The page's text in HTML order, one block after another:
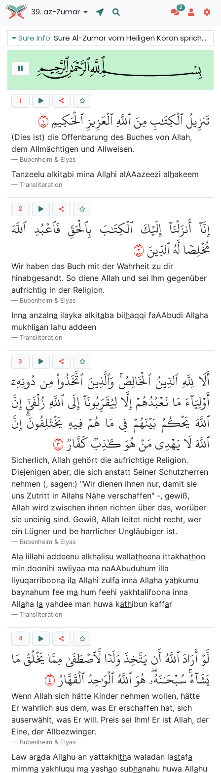
39. az-Zumar 3
Sure Info:Sure Al-Zumar vom Heiligen Koran spricht über die wahre Religion. Es ist, Allah aufrichtig zu dienen und Shirk auszuweichen. Tawhid bringt den Segen Allahs und Shirk hat schreckliche Konsequenzen. Den Gläubigen wird gesagt, sie sollen nicht verzweifeln und den Glauben verlieren, da Allahs Barmherzigkeit für alle verfügbar ist.
1
تَنزِيلُ ٱلۡكِتَٰبِ مِنَ ٱللَّهِ ٱلۡعَزِيزِ ٱلۡحَكِيمِ١
(Dies ist) die Offenbarung des Buches von Allah,
dem Allmächtigen und Allweisen.
Bubenheim & Elyas
Tanzeelu alkitabi mina Allahi alAAazeezi alhakeem
Transliteration
2
إِنَّآ أَنزَلۡنَآ إِلَيۡكَ ٱلۡكِتَٰبَ بِٱلۡحَقِّ فَٱعۡبُدِ ٱللَّهَ
مُخۡلِصٗا لَّهُ ٱلدِّينَ٢
Wir haben das Buch mit der Wahrheit zu dir
hinabgesandt. So diene Allah und sei Ihm gegenüber
aufrichtig in der Religion.
Bubenheim & Elyas
Inna anzalna ilayka alkitaba bilhaqqi faAAbudi Allaha
mukhlisan lahu addeen
Transliteration
3
أَلَا لِلَّهِ ٱلدِّينُ ٱلۡخَالِصُۚ وَٱلَّذِينَ ٱتَّخَذُواْ مِن دُونِهِۦٓ
أَوۡلِيَآءَ مَا نَعۡبُدُهُمۡ إِلَّا لِيُقَرِّبُونَآ إِلَى ٱللَّهِ زُلۡفَىٰٓ إِنَّ
ٱللَّهَ يَحۡكُمُ بَيۡنَهُمۡ فِي مَا هُمۡ فِيهِ يَخۡتَلِفُونَۗ إِنَّ
ٱللَّهَ لَا يَهۡدِي مَنۡ هُوَ كَٰذِبٞ كَفَّارٞ٣
Sicherlich, Allah gehört die aufrichtige Religion.
Diejenigen aber, die sich anstatt Seiner Schutzherren
nehmen (, sagen:) "Wir dienen ihnen nur, damit sie
uns Zutritt in Allahs Nähe verschaffen" -, gewiß,
Allah wird zwischen ihnen richten über das, worüber
sie uneinig sind. Gewiß, Allah leitet nicht recht, wer
ein Lügner und be harrlicher Ungläubiger ist.
Bubenheim & Elyas
Ala lillahi addeenu alkhalisu wallatheena ittakhathoo
min doonihi awliyaa ma naAAbuduhum illa
liyuqarriboona ila Allahi zulfa inna Allaha yahkumu
baynahum fee ma hum feehi yakhtalifoona inna
Allaha la yahdee man huwa kathibun kaffar
Transliteration
4
لَّوۡ أَرَادَ ٱللَّهُ أَن يَتَّخِذَ وَلَدٗا لَّٱصۡطَفَىٰ مِمَّا يَخۡلُقُ مَا
يَشَآءُۚ سُبۡحَٰنَهُۥۖ هُوَ ٱللَّهُ ٱلۡوَٰحِدُ ٱلۡقَهَّارُ٤
Wenn Allah sich hätte Kinder nehmen wollen, hätte
Er wahrlich aus dem, was Er erschaffen hat, sich
auserwählt, was Er will. Preis sei Ihm! Er ist Allah, der
Eine, der Allbezwinger.
Bubenheim & Elyas
Law arada Allahu an yattakhitha waladan lastafa
mimma yakhluqu ma yashao subhanahu huwa Allahu